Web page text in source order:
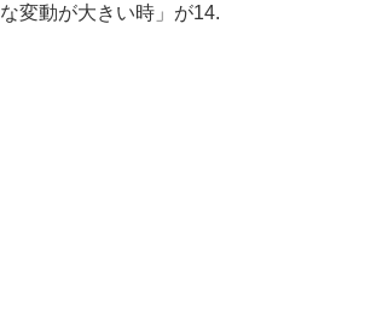
変動が大きい時」が14.